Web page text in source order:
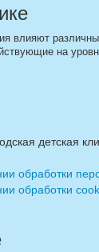
влияют
на
детская
обработки
обработки